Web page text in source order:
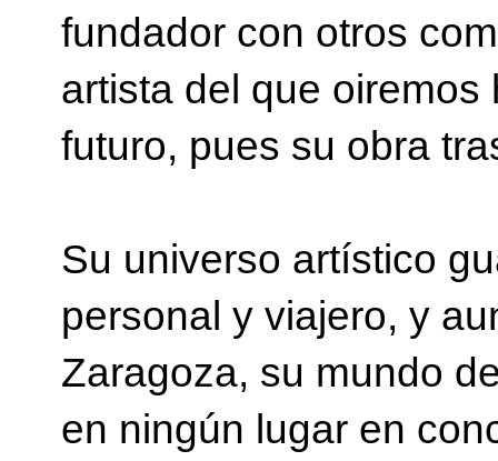
fundador con otros
artista del que
futuro, pues su obra
Su universo artístico
personal y viajero, y
Zaragoza, su mundo
en ningún lugar en